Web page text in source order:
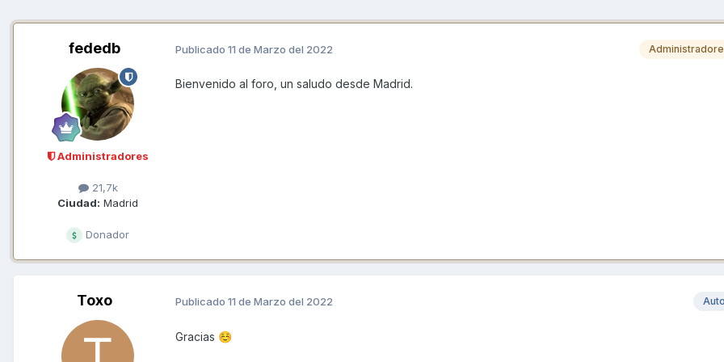
fededb
Administradores
21,7k
Ciudad: Madrid
Donador
Publicado 11 de Marzo del 2022
Bienvenido al foro, un saludo desde Madrid.
Toxo Publicado 11 de Marzo del 2022
Gracias ☺️